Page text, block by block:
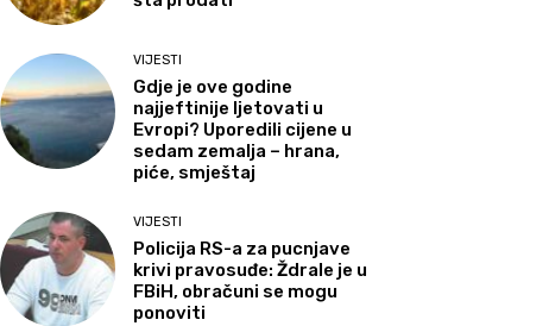
VIJESTI
Gdje je ove godine
najjeftinije ljetovati u
Evropi? Uporedili cijene u
sedam zemalja – hrana,
piće, smještaj
VIJESTI
Policija RS-a za pucnjave
krivi pravosuđe: Ždrale je u
FBiH, obračuni se mogu
ponoviti